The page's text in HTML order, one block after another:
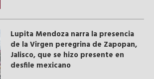
Lupita Mendoza narra la presencia
de la Virgen peregrina de Zapopan,
Jalisco, que se hizo presente en
desfile mexicano